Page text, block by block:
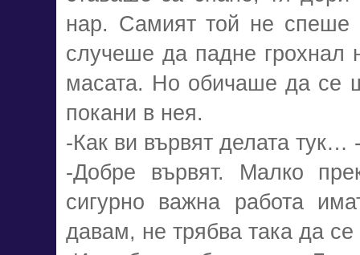
нар. Самият той не
случеше да падне грохнал
масата. Но обичаше да се
покани в нея.
-Как ви вървят делата
-Добре вървят. Малко
сигурно важна работа
давам, не трябва така да